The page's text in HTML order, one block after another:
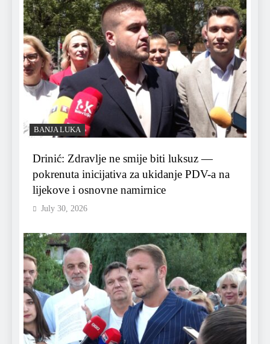
BANJA LUKA
Drinić: Zdravlje ne smije biti luksuz —
pokrenuta inicijativa za ukidanje PDV-a na
lijekove i osnovne namirnice
July 30, 2026